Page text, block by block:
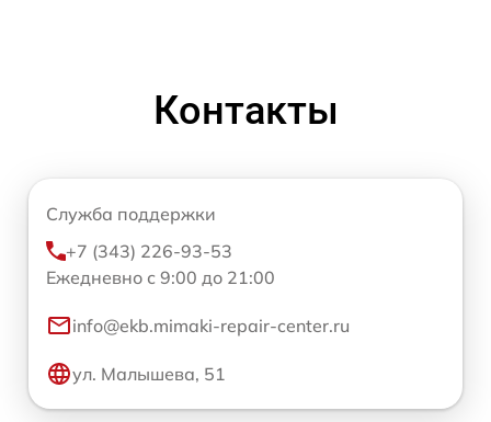
Контакты
Служба поддержки
+7 (343) 226-93-53
Ежедневно с 9:00 до 21:00
info@ekb.mimaki-repair-center.ru
ул. Малышева, 51